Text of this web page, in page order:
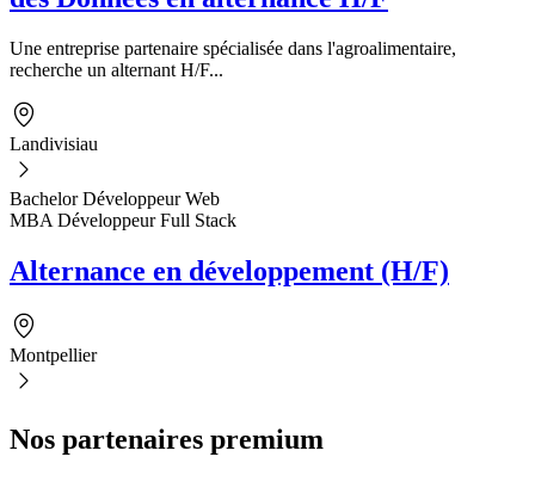
Une entreprise partenaire spécialisée dans l'agroalimentaire,
recherche un alternant H/F...
Landivisiau
Bachelor Développeur Web
MBA Développeur Full Stack
Alternance en développement (H/F)
Montpellier
Nos partenaires premium